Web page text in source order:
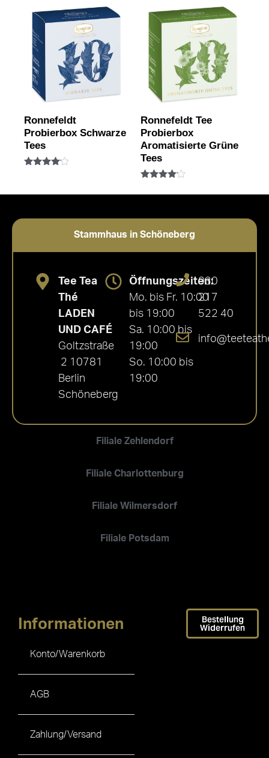
Ronnefeldt
Probierbox Schwarze
Tees
Ronnefeldt Tee
Probierbox
Aromatisierte Grüne
Tees
mit
Stammhaus in Schöneberg
Filiale Zehlendorf
Filiale Charlottenburg
Filiale Wilmersdorf
Filiale Potsdam
Tee Tea
Thé
LADEN
UND CAFÉ
Goltzstraße
2 10781
Berlin
Schöneberg
Öffnungszeiten:
Mo. bis Fr. 10:00
bis 19:00
Sa. 10:00 bis
19:00
So. 10:00 bis
19:00
030
217
522 40
Informationen
Konto/Warenkorb
AGB
Zahlung/Versand
Bestellung
Widerrufen